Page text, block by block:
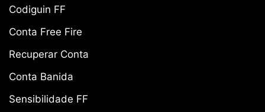
Codiguin FF
Conta Free Fire
Recuperar Conta
Conta Banida
Sensibilidade FF